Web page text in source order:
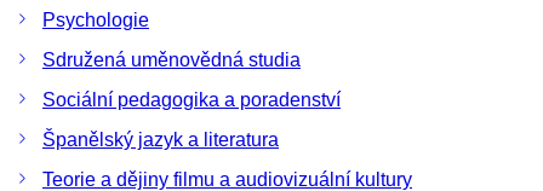
Psychologie
Sdružená uměnovědná studia
Sociální pedagogika a poradenství
Španělský jazyk a literatura
Teorie a dějiny filmu a audiovizuální kultury